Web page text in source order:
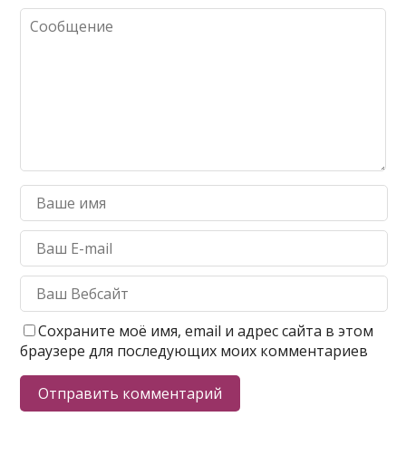
Сохраните моё имя, email и адрес сайта в этом
браузере для последующих моих комментариев